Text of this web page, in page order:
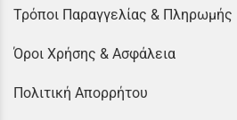
Τρόποι Παραγγελίας & Πληρωμής
Όροι Χρήσης & Ασφάλεια
Πολιτική Απορρήτου